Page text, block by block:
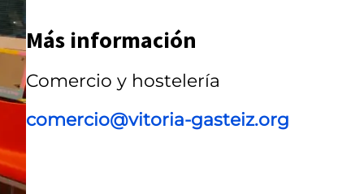
e
l
Más información
Comercio y hostelería
comercio@vitoria-gasteiz.org